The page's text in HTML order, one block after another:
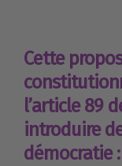
Cette
l’article 89
introduire
démocratie :